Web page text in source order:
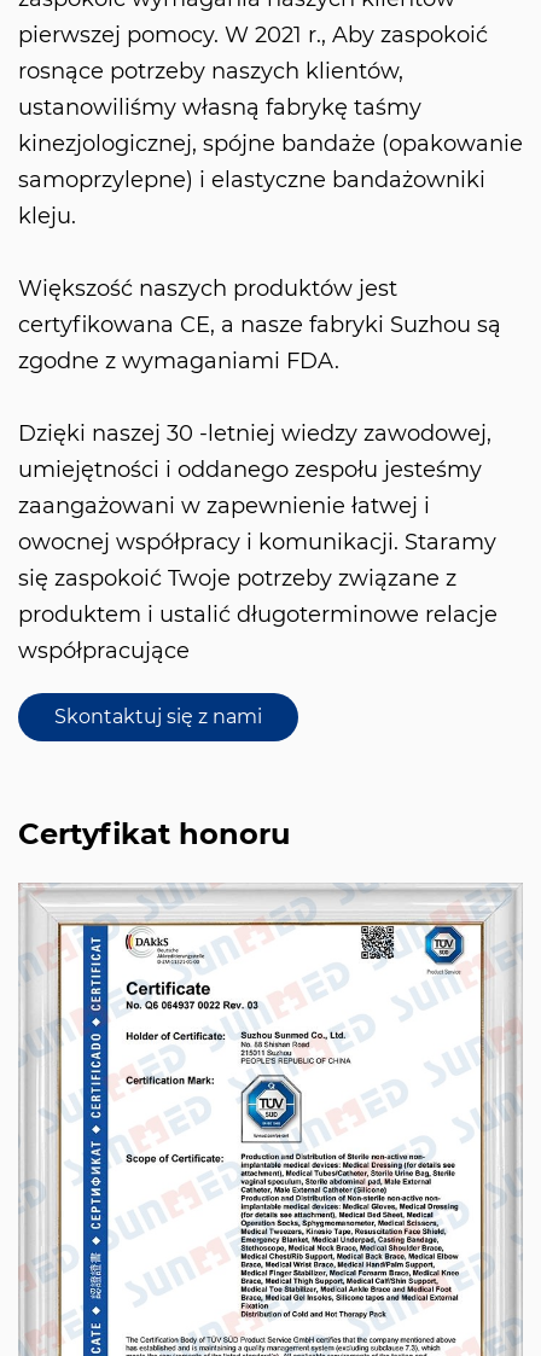
pierwszej pomocy. W 2021 r., Aby zaspokoić
rosnące potrzeby naszych klientów,
ustanowiliśmy własną fabrykę taśmy
kinezjologicznej, spójne bandaże (opakowanie
samoprzylepne) i elastyczne bandażowniki
kleju.
Większość naszych produktów jest
certyfikowana CE, a nasze fabryki Suzhou są
zgodne z wymaganiami FDA.
Dzięki naszej 30 -letniej wiedzy zawodowej,
umiejętności i oddanego zespołu jesteśmy
zaangażowani w zapewnienie łatwej i
owocnej współpracy i komunikacji. Staramy
się zaspokoić Twoje potrzeby związane z
produktem i ustalić długoterminowe relacje
współpracujące
Skontaktuj się z nami
Certyfikat honoru